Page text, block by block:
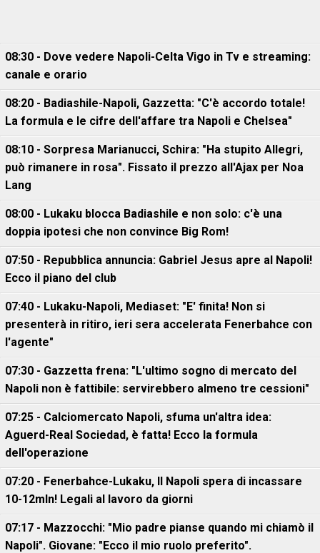
08:30 - Dove vedere Napoli-Celta Vigo in Tv e streaming:
canale e orario
08:20 - Badiashile-Napoli, Gazzetta: "C'è accordo totale!
La formula e le cifre dell'affare tra Napoli e Chelsea"
08:10 - Sorpresa Marianucci, Schira: "Ha stupito Allegri,
può rimanere in rosa". Fissato il prezzo all'Ajax per Noa
Lang
08:00 - Lukaku blocca Badiashile e non solo: c'è una
doppia ipotesi che non convince Big Rom!
07:50 - Repubblica annuncia: Gabriel Jesus apre al Napoli!
Ecco il piano del club
07:40 - Lukaku-Napoli, Mediaset: "E' finita! Non si
presenterà in ritiro, ieri sera accelerata Fenerbahce con
l'agente"
07:30 - Gazzetta frena: "L'ultimo sogno di mercato del
Napoli non è fattibile: servirebbero almeno tre cessioni"
07:25 - Calciomercato Napoli, sfuma un'altra idea:
Aguerd-Real Sociedad, è fatta! Ecco la formula
dell'operazione
07:20 - Fenerbahce-Lukaku, ll Napoli spera di incassare
10-12mln! Legali al lavoro da giorni
07:17 - Mazzocchi: "Mio padre pianse quando mi chiamò il
Napoli". Giovane: "Ecco il mio ruolo preferito".